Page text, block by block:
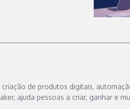
de produtos digitais,
ajuda pessoas a criar, ganhar e